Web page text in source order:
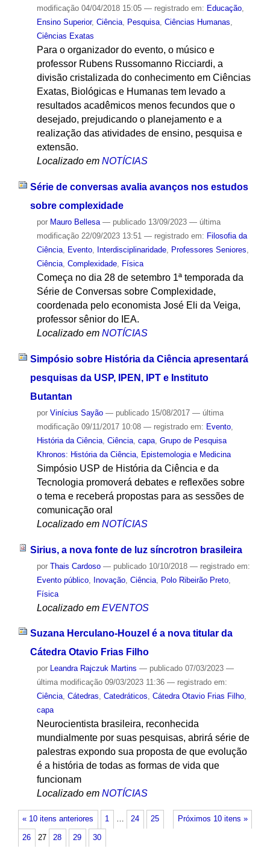
modificação04/04/2018 15:05 — registrado em: Educação,
Ensino Superior, Ciência, Pesquisa, Ciências Humanas,
Ciências Exatas
Para o organizador do evento, o músico e
professor Rubens Russomanno Ricciardi, a
divisão cristalizada do conhecimento em Ciências
Exatas, Biológicas e Humanas tem levado a
resultados acadêmicos menos fecundos que o
desejado, prejudicando o planejamento e a
realização das atividades de ensino, pesquisa e
extensão.
Localizado em NOTÍCIAS
Série de conversas avalia avanços nos estudos
sobre complexidade
por Mauro Bellesa — publicado13/09/2023 — última
modificação22/09/2023 13:51 — registrado em: Filosofia da
Ciência, Evento, Interdisciplinaridade, Professores Seniores,
Ciência, Complexidade, Física
Começa no dia 28 de setembro 1ª temporada da
Série de Conversas sobre Complexidade,
coordenada pelo economista José Eli da Veiga,
professor sênior do IEA.
Localizado em NOTÍCIAS
Simpósio sobre História da Ciência apresentará
pesquisas da USP, IPEN, IPT e Instituto
Butantan
por Vinícius Sayão — publicado15/08/2017 — última
modificação09/11/2017 10:08 — registrado em: Evento,
História da Ciência, Ciência, capa, Grupo de Pesquisa
Khronos: História da Ciência, Epistemologia e Medicina
Simpósio USP de História da Ciência e da
Tecnologia promoverá debates e reflexões sobre
o tema e receberá propostas para as sessões de
comunicação oral
Localizado em NOTÍCIAS
Sirius, a nova fonte de luz síncrotron brasileira
por Thais Cardoso — publicado10/10/2018 — registrado em:
Evento público, Inovação, Ciência, Polo Ribeirão Preto,
Física
Localizado em EVENTOS
Suzana Herculano-Houzel é a nova titular da
Cátedra Otavio Frias Filho
por Leandra Rajczuk Martins — publicado07/03/2023 —
última modificação09/03/2023 11:36 — registrado em:
Ciência, Cátedras, Catedráticos, Cátedra Otavio Frias Filho,
capa
Neurocientista brasileira, reconhecida
mundialmente por suas pesquisas, abrirá série de
palestras expondo sua proposta de que evolução
é a história de todas as formas de vida que
funcionam
Localizado em NOTÍCIAS
« 10 itens anteriores Próximos 10 itens »
1 … 24 25
26 27 28 29 30